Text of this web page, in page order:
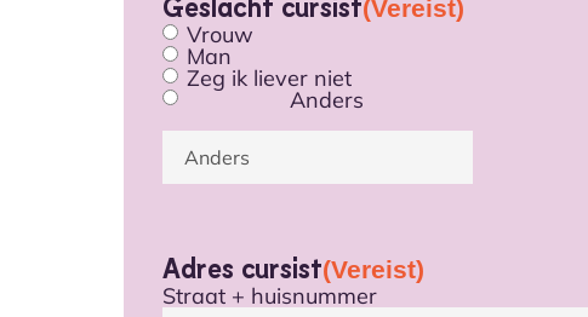
Geslacht cursist(Vereist)
Vrouw
Man
Zeg ik liever niet
Anders
Adres cursist(Vereist)
Straat + huisnummer